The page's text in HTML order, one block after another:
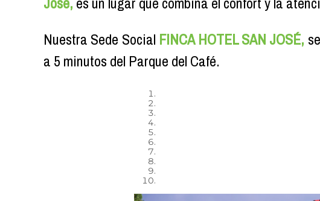
Nuestra Sede Social FINCA HOTEL SAN JOSÉ,
a 5 minutos del Parque del Café.